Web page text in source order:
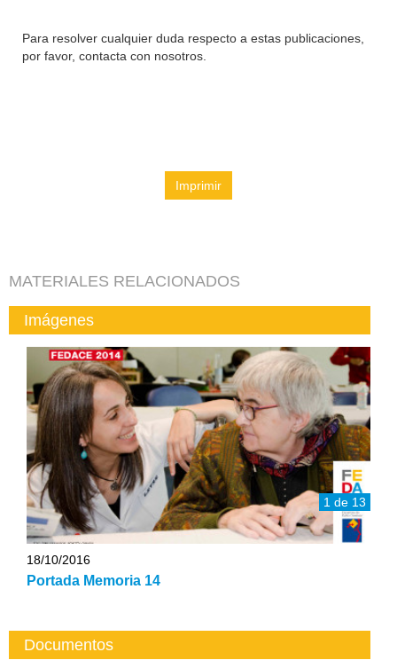
Para resolver cualquier duda respecto a estas publicaciones,
por favor, contacta con nosotros.
Imprimir
MATERIALES RELACIONADOS
Imágenes
1 de 13
18/10/2016
Portada Memoria 14
Documentos